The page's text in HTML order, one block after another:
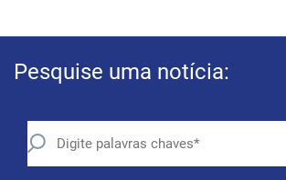
Pesquise uma notícia: